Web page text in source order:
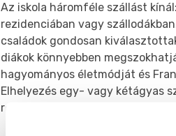
Az iskola háromféle szállást
rezidenciában vagy
családok gondosan
diákok könnyebben
hagyományos életmódját és
Elhelyezés egy- vagy kétágyas
reggeli vagy reggeli és vacsora